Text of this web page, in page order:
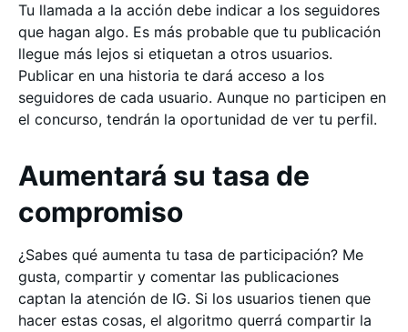
Tu llamada a la acción debe indicar a los seguidores
que hagan algo. Es más probable que tu publicación
llegue más lejos si etiquetan a otros usuarios.
Publicar en una historia te dará acceso a los
seguidores de cada usuario. Aunque no participen en
el concurso, tendrán la oportunidad de ver tu perfil.
Aumentará su tasa de
compromiso
¿Sabes qué aumenta tu tasa de participación? Me
gusta, compartir y comentar las publicaciones
captan la atención de IG. Si los usuarios tienen que
hacer estas cosas, el algoritmo querrá compartir la